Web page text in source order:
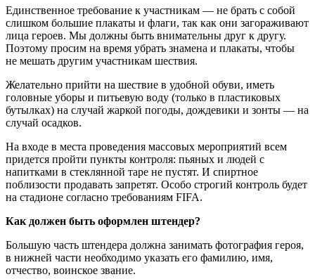
Единственное требование к участникам — не брать с собой
слишком большие плакаты и флаги, так как они загораживают
лица героев. Мы должны быть внимательны друг к другу.
Поэтому просим на время убрать знамена и плакаты, чтобы
не мешать другим участникам шествия.
Желательно прийти на шествие в удобной обуви, иметь
головные уборы и питьевую воду (только в пластиковых
бутылках) на случай жаркой погоды, дождевики и зонты — на
случай осадков.
На входе в места проведения массовых мероприятий всем
придется пройти пункты контроля: пьяных и людей с
напитками в стеклянной таре не пустят. И спиртное
поблизости продавать запретят. Особо строгий контроль будет
на стадионе согласно требованиям FIFA.
Как должен быть оформлен штендер?
Большую часть штендера должна занимать фотография героя,
в нижней части необходимо указать его фамилию, имя,
отчество, воинское звание.